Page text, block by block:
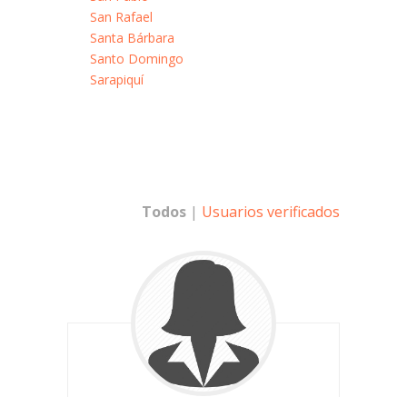
San Rafael
Santa Bárbara
Santo Domingo
Sarapiquí
Todos | Usuarios verificados